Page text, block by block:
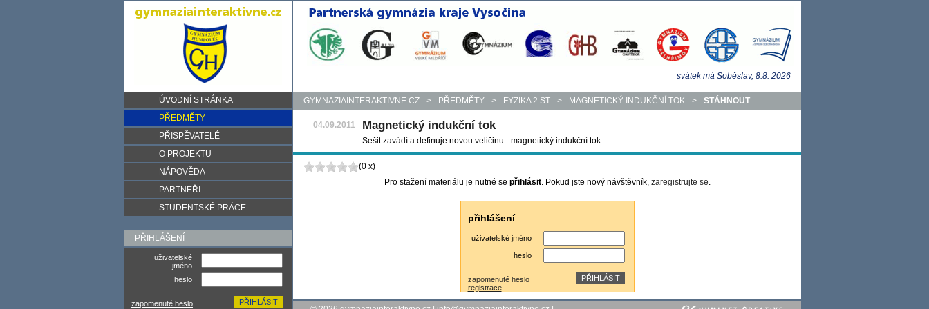
ÚVODNÍ STRÁNKA
PŘEDMĚTY
PŘISPĚVATELÉ
O PROJEKTU
NÁPOVĚDA
PARTNEŘI
STUDENTSKÉ PRÁCE
PŘIHLÁŠENÍ
uživatelské
jméno
heslo
zapomenuté heslo
svátek má Soběslav, 8.8. 2026
GYMNAZIAINTERAKTIVNE.CZ > PŘEDMĚTY > FYZIKA 2.ST > MAGNETICKÝ INDUKČNÍ TOK > STÁHNOUT
04.09.2011 Magnetický indukční tok
Sešit zavádí a definuje novou veličinu - magnetický indukční tok.
(0 x)
Pro stažení materiálu je nutné se přihlásit. Pokud jste nový návštěvník, zaregistrujte se.
přihlášení
uživatelské jméno
heslo
zapomenuté heslo
registrace